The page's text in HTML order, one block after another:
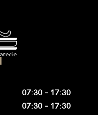
07:30 - 17:30
07:30 - 17:30